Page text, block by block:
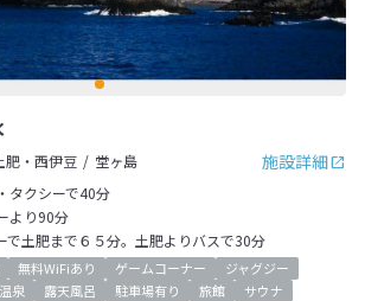
施設詳細
肥・西伊豆
堂ヶ島
タクシーで40分
より90分
で土肥まで６５分。土肥よりバスで30分
無料WiFiあり ゲームコーナー
ジャグジー
泉 露天風呂 駐車場有り 旅館
サウナ